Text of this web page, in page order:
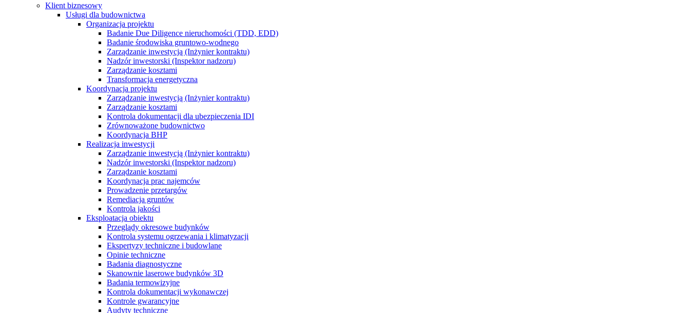
Klient biznesowy
Usługi dla budownictwa
Organizacja projektu
Badanie Due Diligence nieruchomości (TDD, EDD)
Badanie środowiska gruntowo-wodnego
Zarządzanie inwestycją (Inżynier kontraktu)
Nadzór inwestorski (Inspektor nadzoru)
Zarządzanie kosztami
Transformacja energetyczna
Koordynacja projektu
Zarządzanie inwestycją (Inżynier kontraktu)
Zarządzanie kosztami
Kontrola dokumentacji dla ubezpieczenia IDI
Zrównoważone budownictwo
Koordynacja BHP
Realizacja inwestycji
Zarządzanie inwestycją (Inżynier kontraktu)
Nadzór inwestorski (Inspektor nadzoru)
Zarządzanie kosztami
Koordynacja prac najemców
Prowadzenie przetargów
Remediacja gruntów
Kontrola jakości
Eksploatacja obiektu
Przeglądy okresowe budynków
Kontrola systemu ogrzewania i klimatyzacji
Ekspertyzy techniczne i budowlane
Opinie techniczne
Badania diagnostyczne
Skanownie laserowe budynków 3D
Badania termowizyjne
Kontrola dokumentacji wykonawczej
Kontrole gwarancyjne
Audyty techniczne